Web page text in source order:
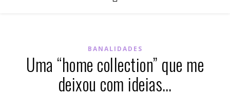
BANALIDADES
Uma “home collection” que me
deixou com ideias…